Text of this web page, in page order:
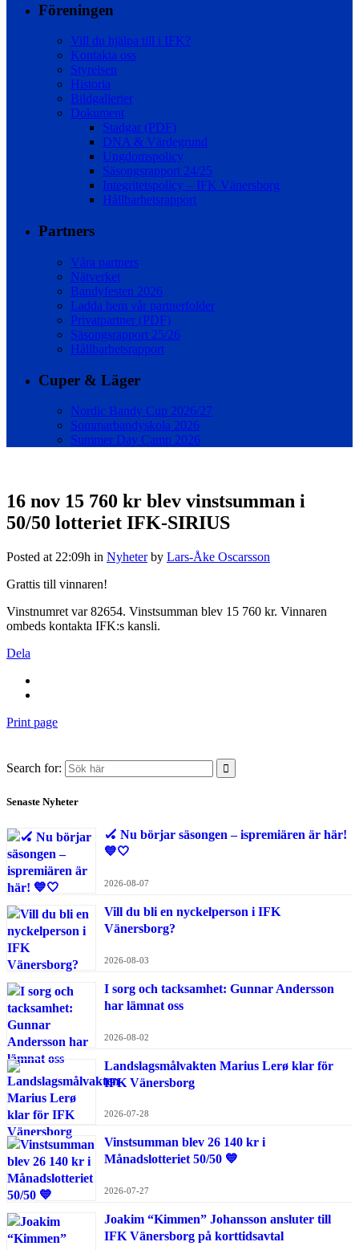
Föreningen
Vill du hjälpa till i IFK?
Kontakta oss
Styrelsen
Historia
Bildgallerier
Dokument
Stadgar (PDF)
DNA & Värdegrund
Ungdomspolicy
Säsongsrapport 24/25
Integritetspolicy – IFK Vänersborg
Hållbarhetsrapport
Partners
Våra partners
Nätverket
Bandyfesten 2026
Ladda hem vår partnerfolder
Privatpartner (PDF)
Säsongsrapport 25/26
Hållbarhetsrapport
Cuper & Läger
Nordic Bandy Cup 2026/27
Sommarbandyskola 2026
Summer Day Camp 2026
16 nov 15 760 kr blev vinstsumman i
50/50 lotteriet IFK-SIRIUS
Posted at 22:09h in Nyheter by Lars-Åke Oscarsson
Grattis till vinnaren!
Vinstnumret var 82654. Vinstsumman blev 15 760 kr. Vinnaren
ombeds kontakta IFK:s kansli.
Dela
Print page
Search for:
Senaste Nyheter
🏑 Nu börjar säsongen – ispremiären är här!
💙🤍
2026-08-07
Vill du bli en nyckelperson i IFK
Vänersborg?
2026-08-03
I sorg och tacksamhet: Gunnar Andersson
har lämnat oss
2026-08-02
Landslagsmålvakten Marius Lerø klar för
IFK Vänersborg
2026-07-28
Vinstsumman blev 26 140 kr i
Månadslotteriet 50/50 💙
2026-07-27
Joakim “Kimmen” Johansson ansluter till
IFK Vänersborg på korttidsavtal